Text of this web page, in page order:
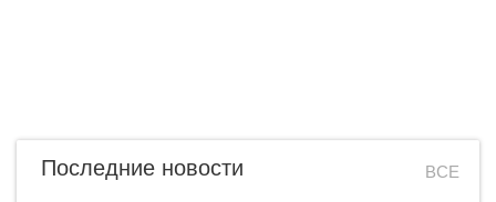
Последние новости ВСЕ